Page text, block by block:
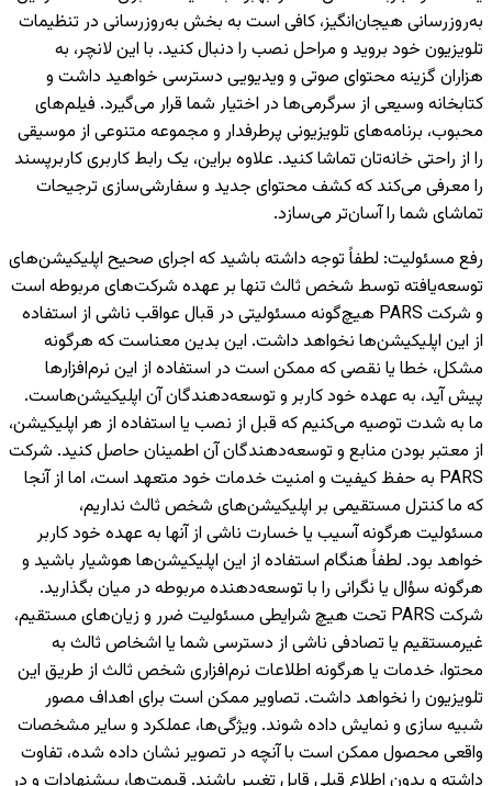
به‌روزرسانی هیجان‌انگیز، کافی است به بخش به‌روزرسانی در تنظیمات
تلویزیون خود بروید و مراحل نصب را دنبال کنید. با این لانچر، به
هزاران گزینه محتوای صوتی و ویدیویی دسترسی خواهید داشت و
کتابخانه وسیعی از سرگرمی‌ها در اختیار شما قرار می‌گیرد. فیلم‌های
محبوب، برنامه‌های تلویزیونی پرطرفدار و مجموعه متنوعی از موسیقی
را از راحتی خانه‌تان تماشا کنید. علاوه براین، یک رابط کاربری کاربرپسند
را معرفی می‌کند که کشف محتوای جدید و سفارشی‌سازی ترجیحات
تماشای شما را آسان‌تر می‌سازد.
رفع مسئولیت: لطفاً توجه داشته باشید که اجرای صحیح اپلیکیشن‌های
توسعه‌یافته توسط شخص ثالث تنها بر عهده شرکت‌های مربوطه است
و شرکت PARS هیچ‌گونه مسئولیتی در قبال عواقب ناشی از استفاده
از این اپلیکیشن‌ها نخواهد داشت. این بدین معناست که هرگونه
مشکل، خطا یا نقصی که ممکن است در استفاده از این نرم‌افزارها
پیش آید، به عهده خود کاربر و توسعه‌دهندگان آن اپلیکیشن‌هاست.
ما به شدت توصیه می‌کنیم که قبل از نصب یا استفاده از هر اپلیکیشن،
از معتبر بودن منابع و توسعه‌دهندگان آن اطمینان حاصل کنید. شرکت
PARS به حفظ کیفیت و امنیت خدمات خود متعهد است، اما از آنجا
که ما کنترل مستقیمی بر اپلیکیشن‌های شخص ثالث نداریم،
مسئولیت هرگونه آسیب یا خسارت ناشی از آنها به عهده خود کاربر
خواهد بود. لطفاً هنگام استفاده از این اپلیکیشن‌ها هوشیار باشید و
هرگونه سؤال یا نگرانی را با توسعه‌دهنده مربوطه در میان بگذارید.
شرکت PARS تحت هیچ شرایطی مسئولیت ضرر و زیان‌های مستقیم،
غیرمستقیم یا تصادفی ناشی از دسترسی شما یا اشخاص ثالث به
محتوا، خدمات یا هرگونه اطلاعات نرم‌افزاری شخص ثالث از طریق این
تلویزیون را نخواهد داشت. تصاویر ممکن است برای اهداف مصور
شبیه سازی و نمایش داده شوند. ویژگی‌ها، عملکرد و سایر مشخصات
واقعی محصول ممکن است با آنچه در تصویر نشان داده شده، تفاوت